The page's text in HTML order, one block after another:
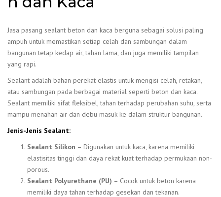
Jasa pasang sealant beton dan kaca berguna sebagai solusi paling
ampuh untuk memastikan setiap celah dan sambungan dalam
bangunan tetap kedap air, tahan lama, dan juga memiliki tampilan
yang rapi.
Sealant adalah bahan perekat elastis untuk mengisi celah, retakan,
atau sambungan pada berbagai material seperti beton dan kaca.
Sealant memiliki sifat fleksibel, tahan terhadap perubahan suhu, serta
mampu menahan air dan debu masuk ke dalam struktur bangunan.
Jenis-Jenis Sealant:
Sealant Silikon – Digunakan untuk kaca, karena memiliki
elastisitas tinggi dan daya rekat kuat terhadap permukaan non-
porous.
Sealant Polyurethane (PU) – Cocok untuk beton karena
memiliki daya tahan terhadap gesekan dan tekanan.